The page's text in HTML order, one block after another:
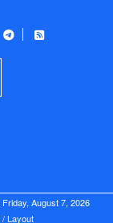
Friday, August 7, 2026
/ Layout